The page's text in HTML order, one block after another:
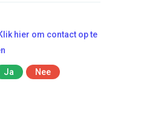
hier om contact op te
Ja Nee